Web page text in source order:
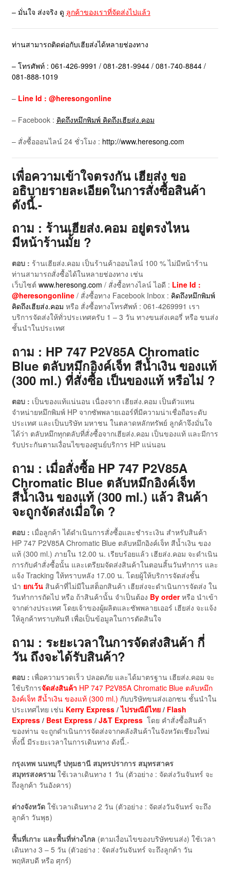
– มั่นใจ ส่งจริง ดู ลูกค้าของเราที่จัดส่งไปแล้ว
ท่านสามารถติดต่อกับเฮียส่งได้หลายช่องทาง
– โทรศัพท์ : 061-426-9991 / 081-281-9944 / 081-740-8844 /
081-888-1019
– Line Id : @heresongonline
– Facebook : คิดถึงหมึกพิมพ์ คิดถึงเฮียส่ง.คอม
– สั่งซื้อออนไลน์ 24 ชั่วโมง : http://www.heresong.com
เพื่อความเข้าใจตรงกัน เฮียส่ง ขอ
อธิบายรายละเอียดในการสั่งซื้อสินค้า
ดังนี้.-
ถาม : ร้านเฮียส่ง.คอม อยู่ตรงไหน
มีหน้าร้านมั้ย ?
ตอบ : ร้านเฮียส่ง.คอม เป็นร้านค้าออนไลน์ 100 % ไม่มีหน้าร้าน
ท่านสามารถสั่งซื้อได้ในหลายช่องทาง เช่น
เว็บไซต์ www.heresong.com / สั่งซื้อทางไลน์ ไอดี : Line Id :
@heresongonline / สั่งซื้อทาง Facebook Inbox : คิดถึงหมึกพิมพ์
คิดถึงเฮียส่ง.คอม หรือ สั่งซื้อทางโทรศัพท์ : 061-4269991 เรา
บริการจัดส่งให้ทั่วประเทศครับ 1 – 3 วัน ทางขนส่งเคอรี่ หรือ ขนส่ง
ชั้นนำในประเทศ
ถาม : HP 747 P2V85A Chromatic
Blue ตลับหมึกอิงค์เจ็ท สีน้ำเงิน ของแท้
(300 ml.) ที่สั่งซื้อ เป็นของแท้ หรือไม่ ?
ตอบ : เป็นของแท้แน่นอน เนื่องจาก เฮียส่ง.คอม เป็นตัวแทน
จำหน่ายหมึกพิมพ์ HP จากซัพพลายเออร์ที่มีความน่าเชื่อถือระดับ
ประเทศ และเป็นบริษัท มหาชน ในตลาดหลักทรัพย์ ลูกค้าจึงมั่นใจ
ได้ว่า ตลับหมึกทุกตลับที่สั่งซื้อจากเฮียส่ง.คอม เป็นของแท้ และมีการ
รับประกันตามเงื่อนไขของศูนย์บริการ HP แน่นอน
ถาม : เมื่อสั่งซื้อ HP 747 P2V85A
Chromatic Blue ตลับหมึกอิงค์เจ็ท
สีน้ำเงิน ของแท้ (300 ml.) แล้ว สินค้า
จะถูกจัดส่งเมื่อใด ?
ตอบ : เมื่อลูกค้า ได้ดำเนินการสั่งซื้อและชำระเงิน สำหรับสินค้า
HP 747 P2V85A Chromatic Blue ตลับหมึกอิงค์เจ็ท สีน้ำเงิน ของ
แท้ (300 ml.) ภายใน 12.00 น. เรียบร้อยแล้ว เฮียส่ง.คอม จะดำเนิน
การกับคำสั่งซื้อนั้น และเตรียมจัดส่งสินค้าในตอนสิ้นวันทำการ และ
แจ้ง Tracking ให้ทราบหลัง 17.00 น. โดยผู้ให้บริการจัดส่งชั้น
นำ ยกเว้นสินค้าที่ไม่มีในสต็อกสินค้า เฮียส่งจะดำเนินการจัดส่ง ใน
วันทำการถัดไป หรือ ถ้าสินค้านั้น จำเป็นต้อง By orderหรือ นำเข้า
จากต่างประเทศ โดยเจ้าของผู้ผลิตและซัพพลายเออร์ เฮียส่ง จะแจ้ง
ให้ลูกค้าทราบทันที เพื่อเป็นข้อมูลในการตัดสินใจ
ถาม : ระยะเวลาในการจัดส่งสินค้า กี่
วัน ถึงจะได้รับสินค้า?
ตอบ : เพื่อความรวดเร็ว ปลอดภัย และได้มาตรฐาน เฮียส่ง.คอม จะ
ใช้บริการจัดส่งสินค้า HP 747 P2V85A Chromatic Blue ตลับหมึก
อิงค์เจ็ท สีน้ำเงิน ของแท้ (300 ml.) กับบริษัทขนส่งเอกชน ชั้นนำใน
ประเทศไทย เช่น Kerry Express/ไปรษณีย์ไทย/ Flash
Express/ Best Express/ J&T Expressโดย คำสั่งซื้อสินค้า
ของท่าน จะถูกดำเนินการจัดส่งจากคลังสินค้าในจังหวัดเชียงใหม่
ทั้งนี้ มีระยะเวลาในการเดินทาง ดังนี้.-
กรุงเทพ นนทบุรี ปทุมธานี สมุทรปราการ สมุทรสาคร
สมุทรสงครามใช้เวลาเดินทาง 1 วัน (ตัวอย่าง : จัดส่งวันจันทร์ จะ
ถึงลูกค้า วันอังคาร)
ต่างจังหวัดใช้เวลาเดินทาง 2 วัน (ตัวอย่าง : จัดส่งวันจันทร์ จะถึง
ลูกค้า วันพุธ)
พื้นที่เกาะ และพื้นที่ห่างไกล (ตามเงื่อนไขของบริษัทขนส่ง) ใช้เวลา
เดินทาง 3 – 5 วัน (ตัวอย่าง : จัดส่งวันจันทร์ จะถึงลูกค้า วัน
พฤหัสบดี หรือ ศุกร์)